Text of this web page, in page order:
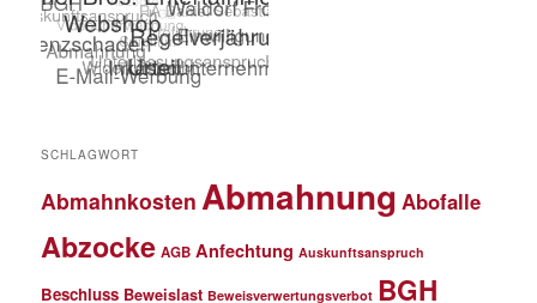
SCHLAGWORT
Abmahnkosten Abmahnung Abofalle
Abzocke AGB Anfechtung Auskunftsanspruch
Beschluss Beweislast Beweisverwertungsverbot BGH